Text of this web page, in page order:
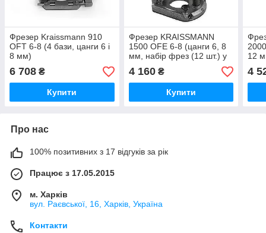
Фрезер Kraissmann 910
OFT 6-8 (4 бази, цанги 6 і
8 мм)
6 708 ₴
Купити
Фрезер KRAISSMANN
1500 OFE 6-8 (цанги 6, 8
мм, набір фрез (12 шт.) у
дерев'яному футлярі)
4 160₴
Купити
12
у
4
Про нас
100% позитивних з 17 відгуків за рік
Працює з 17.05.2015
м. Харків
вул. Раєвської, 16, Харків, Україна
Контакти